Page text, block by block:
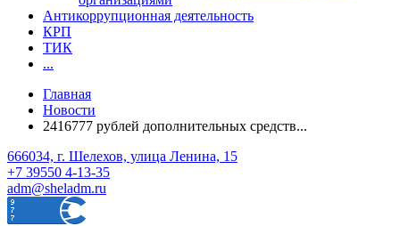
Антикоррупционная деятельность
КРП
ТИК
...
Главная
Новости
2416777 рублей дополнительных средств...
666034, г. Шелехов, улица Ленина, 15
+7 39550 4-13-35
adm@sheladm.ru